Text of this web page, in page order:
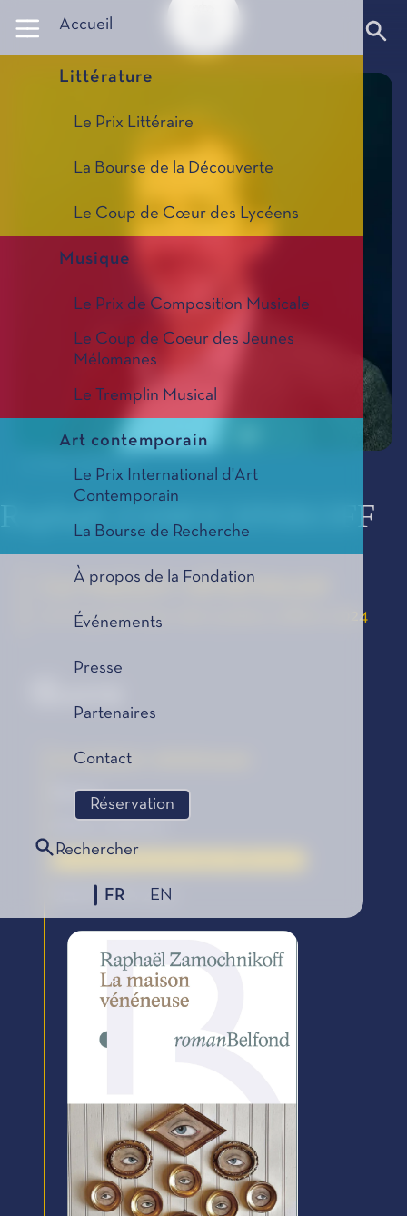
Accueil
Littérature
Le Prix Littéraire
La Bourse de la Découverte
Le Coup de Cœur des Lycéens
Musique
Le Prix de Composition Musicale
Le Coup de Coeur des Jeunes
Mélomanes
Le Tremplin Musical
Art contemporain
Le Prix International d'Art
Contemporain
La Bourse de Recherche
À propos de la Fondation
Événements
Presse
Partenaires
Contact
Réservation
Rechercher
FR EN
Raphaël ZAMOCHNIKOFF
La maison vénéneuse
Le Coup de Cœur des Lycéens, édition 2024
La maison vénéneuse
Roman
SÉLECTION 2024